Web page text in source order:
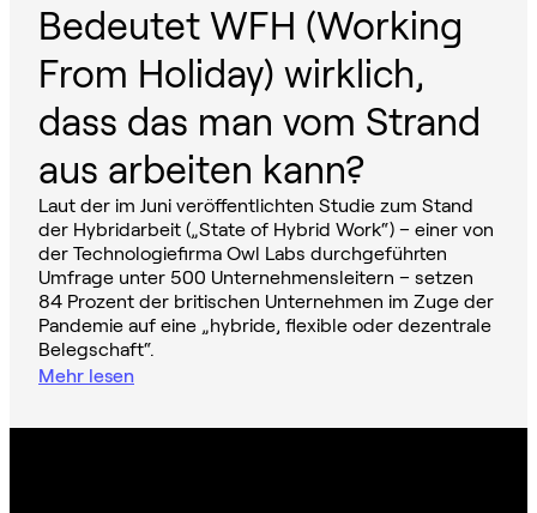
Bedeutet WFH (Working
From Holiday) wirklich,
dass das man vom Strand
aus arbeiten kann?
Laut der im Juni veröffentlichten Studie zum Stand
der Hybridarbeit („State of Hybrid Work“) – einer von
der Technologiefirma Owl Labs durchgeführten
Umfrage unter 500 Unternehmensleitern – setzen
84 Prozent der britischen Unternehmen im Zuge der
Pandemie auf eine „hybride, flexible oder dezentrale
Belegschaft“.
Mehr lesen